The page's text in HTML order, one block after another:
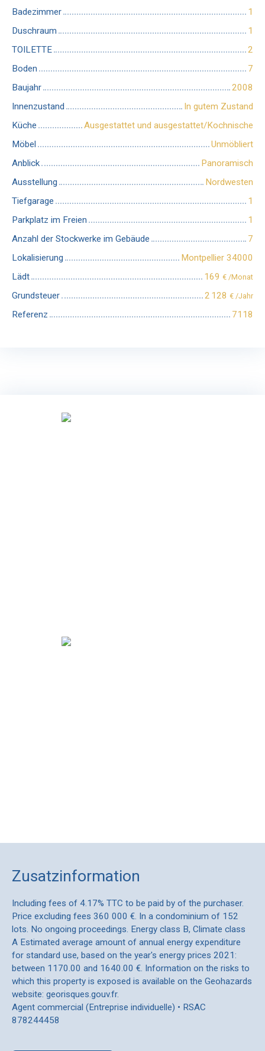
Badezimmer
1
Duschraum
1
TOILETTE
2
Boden
7
Baujahr
2008
Innenzustand
In gutem Zustand
Küche
Ausgestattet und ausgestattet/Kochnische
Möbel
Unmöbliert
Anblick
Panoramisch
Ausstellung
Nordwesten
Tiefgarage
1
Parkplatz im Freien
1
Anzahl der Stockwerke im Gebäude
7
Lokalisierung
Montpellier 34000
Lädt
169 € /Monat
Grundsteuer 2 128 € /Jahr
Referenz 7118
Zusatzinformation
Including fees of 4.17% TTC to be paid by of the purchaser.
Price excluding fees 360 000 €. In a condominium of 152
lots. No ongoing proceedings. Energy class B, Climate class
A Estimated average amount of annual energy expenditure
for standard use, based on the year's energy prices 2021:
between 1170.00 and 1640.00 €. Information on the risks to
which this property is exposed is available on the Geohazards
website: georisques.gouv.fr.
Agent commercial (Entreprise individuelle) • RSAC
878244458